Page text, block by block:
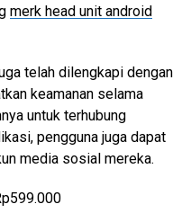
merk head unit android
telah dilengkapi dengan
keamanan selama
untuk terhubung
pengguna juga dapat
media sosial mereka.